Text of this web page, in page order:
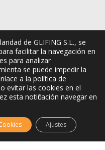
a la Exportación ICEX-Next, y ha
de Fondos europeos FEDER,
al crecimiento económico de esta
2012 - 2026
|Política de Cookies|
de GLIFING S.L., se
facilitar la navegación en
para analizar
se puede impedir la
a la política de
evitar las cookies en el
esta notificación navegar en
Ajustes